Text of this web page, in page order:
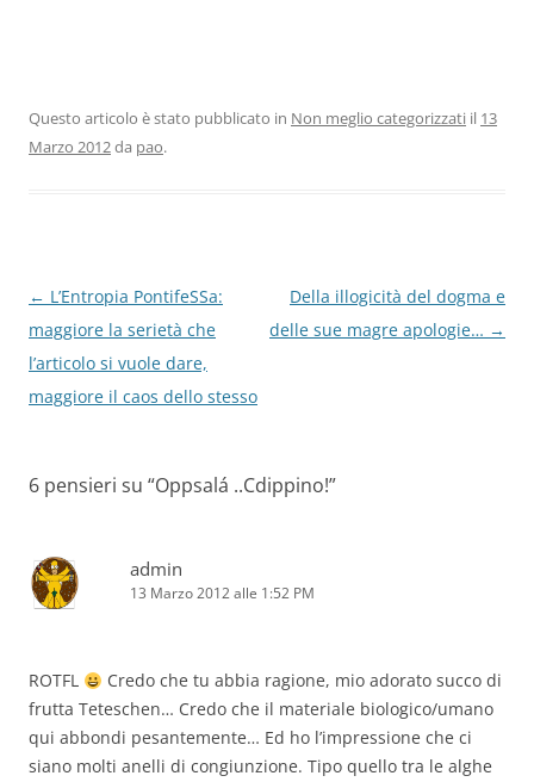
Questo articolo è stato pubblicato in Non meglio categorizzati il 13
Marzo 2012da pao.
Navigazione
articolo
← L’Entropia PontifeSSa:
maggiore la serietà che
l’articolo si vuole dare,
maggiore il caos dello stesso
Della illogicità del dogma e
delle sue magre apologie… →
6 pensieri su “Oppsalá ..Cdippino!”
admin
13 Marzo 2012 alle 1:52 PM
ROTFL
Credo che tu abbia ragione, mio adorato succo di
frutta Teteschen… Credo che il materiale biologico/umano
qui abbondi pesantemente… Ed ho l’impressione che ci
siano molti anelli di congiunzione. Tipo quello tra le alghe